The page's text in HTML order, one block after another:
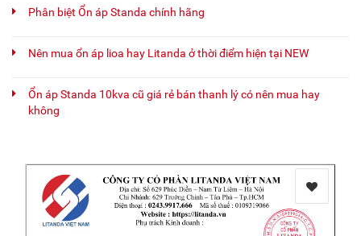
Phân biệt Ổn áp Standa chính hãng
Nên mua ổn áp lioa hay Litanda ở thời điểm hiện tại NEW
Ổn áp Standa 10kva cũ giá rẻ bán thanh lý có nên mua hay
không